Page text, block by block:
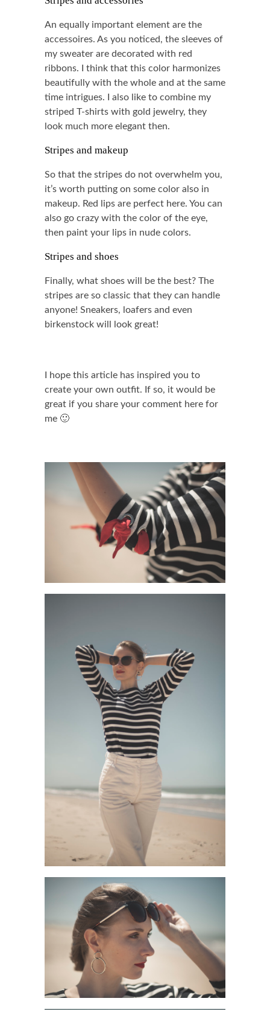
An equally important element are the
accessoires. As you noticed, the sleeves of
my sweater are decorated with red
ribbons. I think that this color harmonizes
beautifully with the whole and at the same
time intrigues. I also like to combine my
striped T-shirts with gold jewelry, they
look much more elegant then.
Stripes and makeup
So that the stripes do not overwhelm you,
it’s worth putting on some color also in
makeup. Red lips are perfect here. You can
also go crazy with the color of the eye,
then paint your lips in nude colors.
Stripes and shoes
Finally, what shoes will be the best? The
stripes are so classic that they can handle
anyone! Sneakers, loafers and even
birkenstock will look great!
I hope this article has inspired you to
create your own outfit. If so, it would be
great if you share your comment here for
me 🙂